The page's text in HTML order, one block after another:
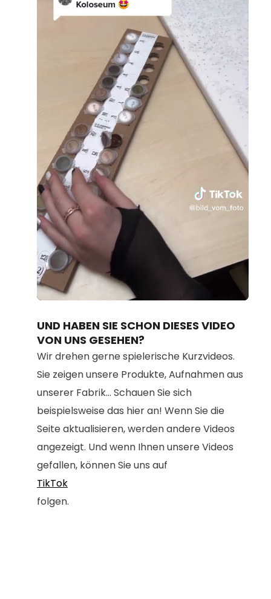
Loaded
100.00%
UND HABEN SIE SCHON DIESES VIDEO
VON UNS GESEHEN?
Wir drehen gerne spielerische Kurzvideos.
Sie zeigen unsere Produkte, Aufnahmen aus
unserer Fabrik... Schauen Sie sich
beispielsweise das hier an! Wenn Sie die
Seite aktualisieren, werden andere Videos
angezeigt. Und wenn Ihnen unsere Videos
gefallen, können Sie uns auf
TikTok
folgen.